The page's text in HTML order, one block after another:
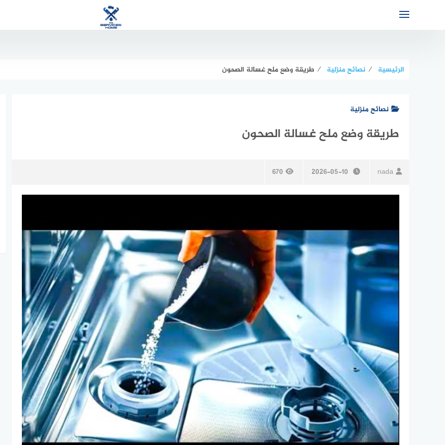
الرئيسية ⁄ نصائح منزلية ⁄ طريقة وضع ملح غسالة الصحون
نصائح منزلية
طريقة وضع ملح غسالة الصحون
nada
2026-05-10
670